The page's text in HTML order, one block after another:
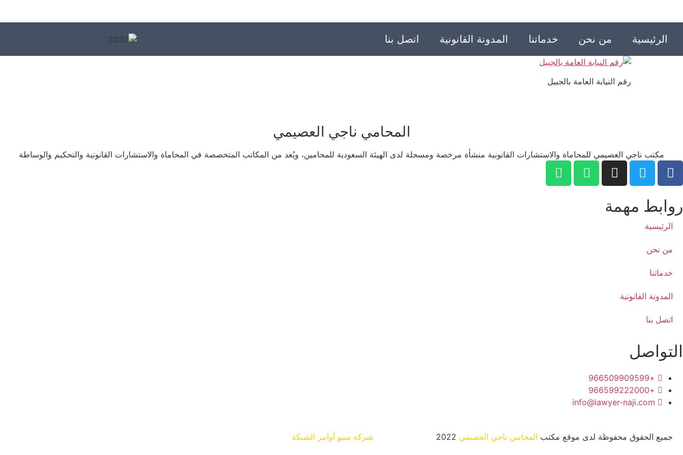
الرئيسية من نحن خدماتنا المدونة القانونية اتصل بنا
رقم النيابة العامة بالجبيل
المحامي ناجي العصيمي
مكتب ناجي العصيمي للمحاماة والاستشارات القانونية منشأة مرخصة ومسجلة لدى الهيئة السعودية للمحامين، ويُعد من المكاتب المتخصصة في المحاماة والاستشارات القانونية والتحكيم والوساطة
روابط مهمة
الرئيسية
من نحن
خدماتنا
المدونة القانونية
اتصل بنا
التواصل
+966509909599
+966599222000
info@lawyer-naji.com
جميع الحقوق محفوظة لدى موقع مكتب المحامي ناجي العصيمي شركة سيو أوامر الشبكة